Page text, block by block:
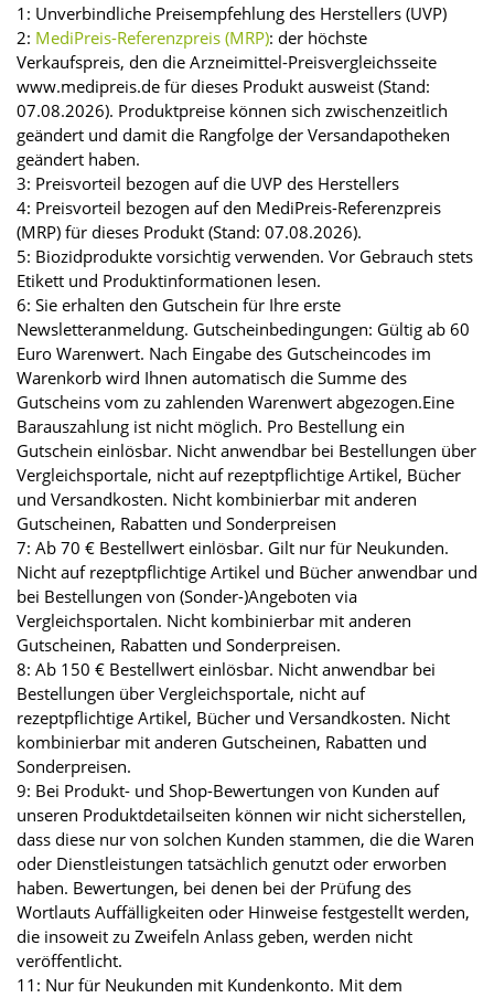
1: Unverbindliche Preisempfehlung des Herstellers (UVP)
2: MediPreis-Referenzpreis (MRP): der höchste
Verkaufspreis, den die Arzneimittel-Preisvergleichsseite
www.medipreis.de für dieses Produkt ausweist (Stand:
07.08.2026). Produktpreise können sich zwischenzeitlich
geändert und damit die Rangfolge der Versandapotheken
geändert haben.
3: Preisvorteil bezogen auf die UVP des Herstellers
4: Preisvorteil bezogen auf den MediPreis-Referenzpreis
(MRP) für dieses Produkt (Stand: 07.08.2026).
5: Biozidprodukte vorsichtig verwenden. Vor Gebrauch stets
Etikett und Produktinformationen lesen.
6: Sie erhalten den Gutschein für Ihre erste
Newsletteranmeldung. Gutscheinbedingungen: Gültig ab 60
Euro Warenwert. Nach Eingabe des Gutscheincodes im
Warenkorb wird Ihnen automatisch die Summe des
Gutscheins vom zu zahlenden Warenwert abgezogen.Eine
Barauszahlung ist nicht möglich. Pro Bestellung ein
Gutschein einlösbar. Nicht anwendbar bei Bestellungen über
Vergleichsportale, nicht auf rezeptpflichtige Artikel, Bücher
und Versandkosten. Nicht kombinierbar mit anderen
Gutscheinen, Rabatten und Sonderpreisen
7: Ab 70 € Bestellwert einlösbar. Gilt nur für Neukunden.
Nicht auf rezeptpflichtige Artikel und Bücher anwendbar und
bei Bestellungen von (Sonder-)Angeboten via
Vergleichsportalen. Nicht kombinierbar mit anderen
Gutscheinen, Rabatten und Sonderpreisen.
8: Ab 150 € Bestellwert einlösbar. Nicht anwendbar bei
Bestellungen über Vergleichsportale, nicht auf
rezeptpflichtige Artikel, Bücher und Versandkosten. Nicht
kombinierbar mit anderen Gutscheinen, Rabatten und
Sonderpreisen.
9: Bei Produkt- und Shop-Bewertungen von Kunden auf
unseren Produktdetailseiten können wir nicht sicherstellen,
dass diese nur von solchen Kunden stammen, die die Waren
oder Dienstleistungen tatsächlich genutzt oder erworben
haben. Bewertungen, bei denen bei der Prüfung des
Wortlauts Auffälligkeiten oder Hinweise festgestellt werden,
die insoweit zu Zweifeln Anlass geben, werden nicht
veröffentlicht.
11: Nur für Neukunden mit Kundenkonto. Mit dem